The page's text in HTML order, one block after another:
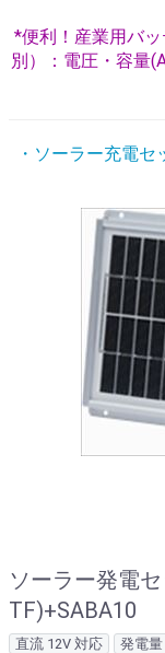
*便利！産業用バ
別）：電圧・容量
・ソーラー充電
ソーラー発電
TF)+SABA10
直流 12V 対応 発電